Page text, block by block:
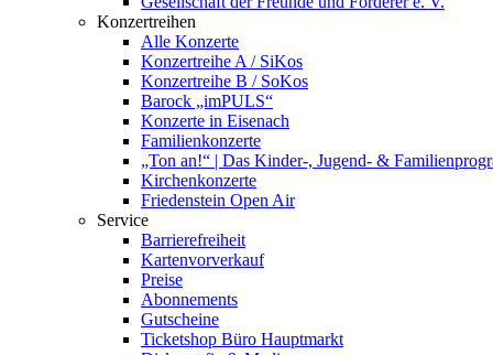
Konzertreihen
Alle Konzerte
Konzertreihe A / SiKos
Konzertreihe B / SoKos
Barock „imPULS“
Konzerte in Eisenach
Familienkonzerte
„Ton an!“ | Das Kinder-, Jugend- &
Kirchenkonzerte
Friedenstein Open Air
Service
Barrierefreiheit
Kartenvorverkauf
Preise
Abonnements
Gutscheine
Ticketshop Büro Hauptmarkt